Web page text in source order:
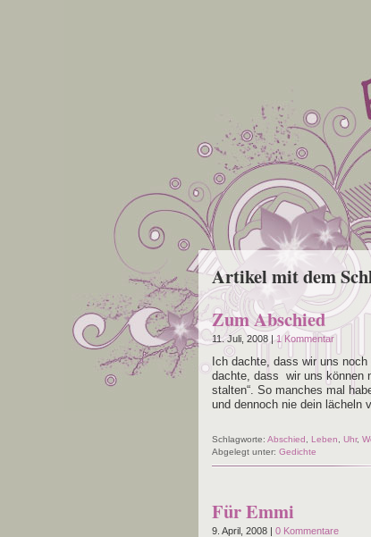
Artikel mit dem
Zum Abschied
11. Juli, 2008 |1 Kommentar
Ich dach­te, dass wir uns
dach­te, dass wir uns kön­nen
stal­ten“. So man­ches mal
und den­noch nie dein lächeln
Schlagworte: Abschied Leben Uhr,
Abgelegt unter: Gedichte
Für Emmi
9. April, 2008 | 0 Kommentare